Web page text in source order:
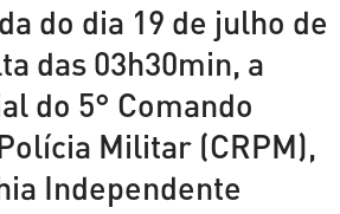
do dia 19 de julho de
das 03h30min, a
do 5° Comando
Militar (CRPM),
Independente